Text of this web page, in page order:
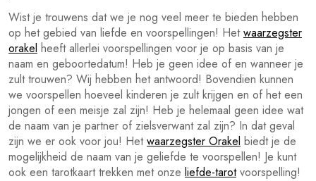
Wist je trouwens dat we je nog veel meer te bieden hebben
op het gebied van liefde en voorspellingen! Hetwaarzegster
orakel heeft allerlei voorspellingen voor je op basis van je
naam en geboortedatum! Heb je geen idee of en wanneer je
zult trouwen? Wij hebben het antwoord! Bovendien kunnen
we voorspellen hoeveel kinderen je zult krijgen en of het een
jongen of een meisje zal zijn! Heb je helemaal geen idee wat
de naam van je partner of zielsverwant zal zijn? In dat geval
zijn we er ook voor jou! Hetwaarzegster Orakel biedt je de
mogelijkheid de naam van je geliefde te voorspellen! Je kunt
ook een tarotkaart trekken met onze liefde-tarotvoorspelling!